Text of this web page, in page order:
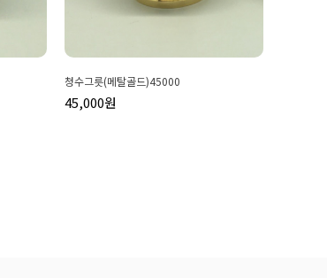
청수그릇(메탈골드)45000
45,000원